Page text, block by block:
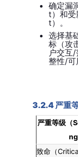
确定漏
t）和
t）。
选择基
标（攻
户交互
整性/可
3.2.4 严重
严重等级（
ng
致命（